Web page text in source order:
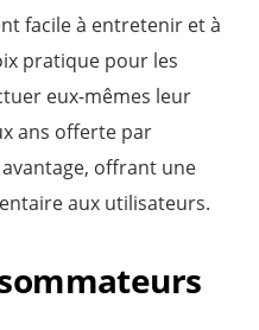
facile à entretenir et à
pratique pour les
eux-mêmes leur
ans offerte par
offrant une
aux utilisateurs.